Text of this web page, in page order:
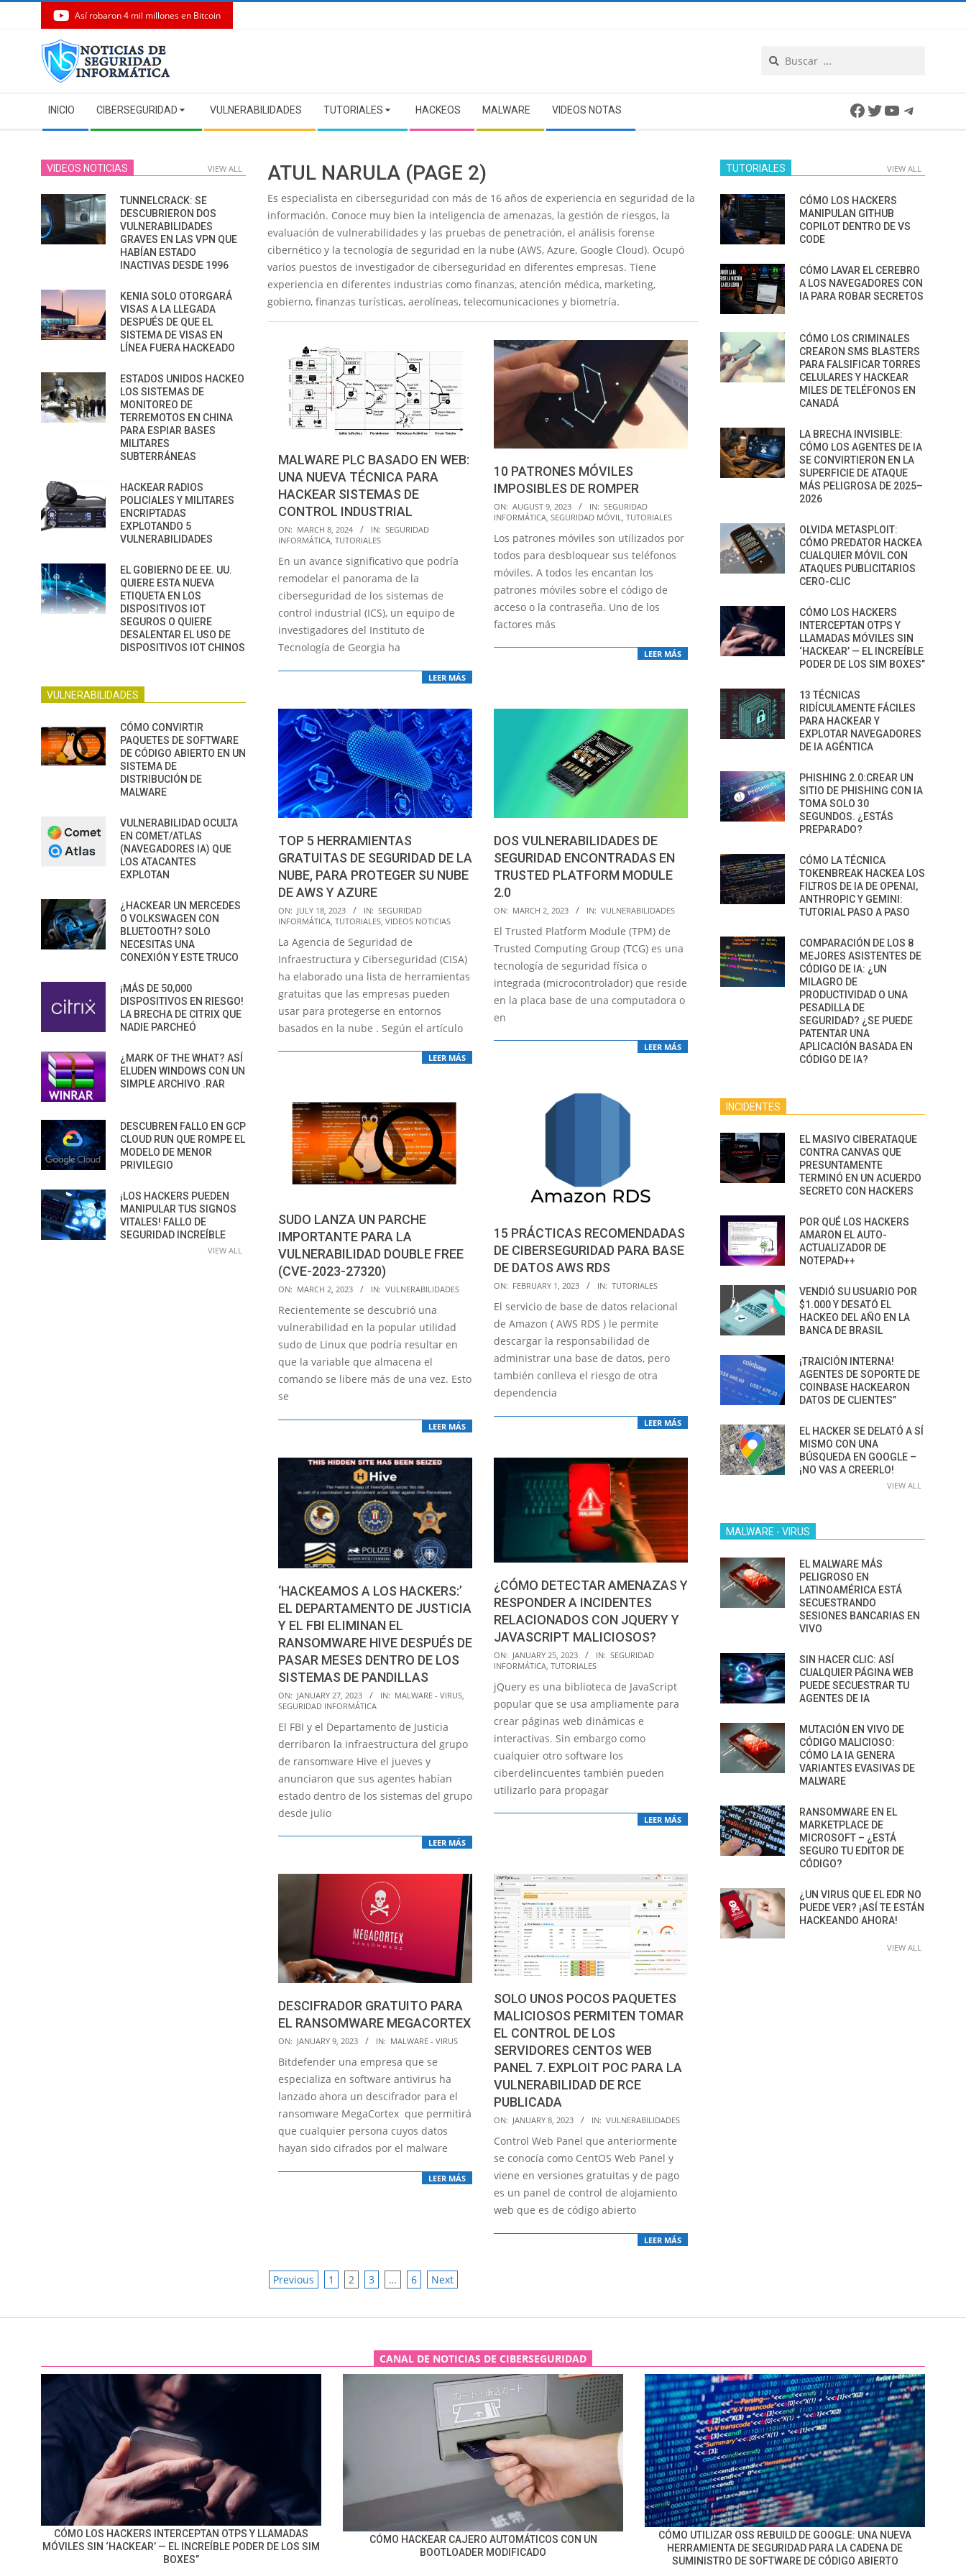
Así robaron 4 mil millones en Bitcoin
Navigation
Menu
INICIO CIBERSEGURIDAD VULNERABILIDADES TUTORIALES HACKEOS MALWARE VIDEOS NOTAS Facebook
Twitter
YouTube
ATUL NARULA (PAGE 2)
Es especialista en ciberseguridad con más de 16 años de experiencia en seguridad de la
información. Conoce muy bien la inteligencia de amenazas, la gestión de riesgos, la
evaluación de vulnerabilidades y las pruebas de penetración, el análisis forense
cibernético y la tecnología de seguridad en la nube (AWS, Azure, Google Cloud). Ocupó
varios puestos de investigador de ciberseguridad en diferentes empresas. Tiene
experiencia en diferentes industrias como finanzas, atención médica, marketing,
gobierno, finanzas turísticas, aerolíneas, telecomunicaciones y biometría.
MALWARE PLC BASADO EN WEB:
UNA NUEVA TÉCNICA PARA
HACKEAR SISTEMAS DE
CONTROL INDUSTRIAL
2024-
03-
08
ON: MARCH 8, 2024 IN: SEGURIDAD
INFORMÁTICA, TUTORIALES
En un avance significativo que podría
remodelar el panorama de la
ciberseguridad de los sistemas de
control industrial (ICS), un equipo de
investigadores del Instituto de
Tecnología de Georgia ha
LEER MÁS
10 PATRONES MÓVILES
IMPOSIBLES DE ROMPER
2023-
08-
09
ON: AUGUST 9, 2023 IN: SEGURIDAD
INFORMÁTICA SEGURIDAD MÓVIL TUTORIALES
Los patrones móviles son utilizados por
todos para desbloquear sus teléfonos
móviles. A todos les encantan los
patrones móviles sobre el código de
acceso o la contraseña. Uno de los
factores más
LEER MÁS
TOP 5 HERRAMIENTAS
GRATUITAS DE SEGURIDAD DE LA
NUBE, PARA PROTEGER SU NUBE
DE AWS Y AZURE
2023-
07-
18
ON: JULY 18, 2023 IN: SEGURIDAD
INFORMÁTICA TUTORIALES VIDEOS NOTICIAS
La Agencia de Seguridad de
Infraestructura y Ciberseguridad (CISA)
ha elaborado una lista de herramientas
gratuitas que las empresas pueden
usar para protegerse en entornos
basados ​​en la nube . Según el artículo
LEER MÁS
DOS VULNERABILIDADES DE
SEGURIDAD ENCONTRADAS EN
TRUSTED PLATFORM MODULE
2.0
2023-
03-
02
ON: MARCH 2, 2023 IN: VULNERABILIDADES
El Trusted Platform Module (TPM) de
Trusted Computing Group (TCG) es una
tecnología de seguridad física o
integrada (microcontrolador) que reside
en la placa base de una computadora o
en
LEER MÁS
SUDO LANZA UN PARCHE
IMPORTANTE PARA LA
VULNERABILIDAD DOUBLE FREE
(CVE-2023-27320)
2023-
03-
02
ON: MARCH 2, 2023 IN: VULNERABILIDADES
Recientemente se descubrió una
vulnerabilidad en la popular utilidad
sudo de Linux que podría resultar en
que la variable que almacena el
comando se libere más de una vez. Esto
se
LEER MÁS
15 PRÁCTICAS RECOMENDADAS
DE CIBERSEGURIDAD PARA BASE
DE DATOS AWS RDS
2023-
02-
01
ON: FEBRUARY 1, 2023 IN: TUTORIALES
El servicio de base de datos relacional
de Amazon ( AWS RDS ) le permite
descargar la responsabilidad de
administrar una base de datos, pero
también conlleva el riesgo de otra
dependencia
LEER MÁS
‘HACKEAMOS A LOS HACKERS:’
EL DEPARTAMENTO DE JUSTICIA
Y EL FBI ELIMINAN EL
RANSOMWARE HIVE DESPUÉS DE
PASAR MESES DENTRO DE LOS
SISTEMAS DE PANDILLAS
2023-
01-
27
ON: JANUARY 27, 2023 IN: MALWARE - VIRUS
SEGURIDAD INFORMÁTICA
El FBI y el Departamento de Justicia
derribaron la infraestructura del grupo
de ransomware Hive el jueves y
anunciaron que sus agentes habían
estado dentro de los sistemas del grupo
desde julio
LEER MÁS
¿CÓMO DETECTAR AMENAZAS Y
RESPONDER A INCIDENTES
RELACIONADOS CON JQUERY Y
JAVASCRIPT MALICIOSOS?
2023-
01-
25
ON: JANUARY 25, 2023 IN: SEGURIDAD
INFORMÁTICA TUTORIALES
jQuery es una biblioteca de JavaScript
popular que se usa ampliamente para
crear páginas web dinámicas e
interactivas. Sin embargo como
cualquier otro software los
ciberdelincuentes también pueden
utilizarlo para propagar
LEER MÁS
DESCIFRADOR GRATUITO PARA
EL RANSOMWARE MEGACORTEX
2023-
01-
09
ON: JANUARY 9, 2023 IN: MALWARE - VIRUS
Bitdefender una empresa que se
especializa en software antivirus ha
lanzado ahora un descifrador para el
ransomware MegaCortex que permitirá
que cualquier persona cuyos datos
hayan sido cifrados por el malware
LEER MÁS
SOLO UNOS POCOS PAQUETES
MALICIOSOS PERMITEN TOMAR
EL CONTROL DE LOS
SERVIDORES CENTOS WEB
PANEL 7. EXPLOIT POC PARA LA
VULNERABILIDAD DE RCE
PUBLICADA
2023-
01-
08
ON: JANUARY 8, 2023 IN: VULNERABILIDADES
Control Web Panel que anteriormente
se conocía como CentOS Web Panel y
viene en versiones gratuitas y de pago
es un panel de control de alojamiento
web que es de código abierto
LEER MÁS
POSTS
Previous 1 2 3 … 6 Next
VIDEOS NOTICIAS VIEW ALL
TUNNELCRACK: SE
DESCUBRIERON DOS
VULNERABILIDADES
GRAVES EN LAS VPN QUE
HABÍAN ESTADO
INACTIVAS DESDE 1996
KENIA SOLO OTORGARÁ
VISAS A LA LLEGADA
DESPUÉS DE QUE EL
SISTEMA DE VISAS EN
LÍNEA FUERA HACKEADO
ESTADOS UNIDOS HACKEO
LOS SISTEMAS DE
MONITOREO DE
TERREMOTOS EN CHINA
PARA ESPIAR BASES
MILITARES
SUBTERRÁNEAS
HACKEAR RADIOS
POLICIALES Y MILITARES
ENCRIPTADAS
EXPLOTANDO 5
VULNERABILIDADES
EL GOBIERNO DE EE. UU.
QUIERE ESTA NUEVA
ETIQUETA EN LOS
DISPOSITIVOS IOT
SEGUROS O QUIERE
DESALENTAR EL USO DE
DISPOSITIVOS IOT CHINOS
VULNERABILIDADES
CÓMO CONVIRTIR
PAQUETES DE SOFTWARE
DE CÓDIGO ABIERTO EN UN
SISTEMA DE
DISTRIBUCIÓN DE
MALWARE
VULNERABILIDAD OCULTA
EN COMET/ATLAS
(NAVEGADORES IA) QUE
LOS ATACANTES
EXPLOTAN
¿HACKEAR UN MERCEDES
O VOLKSWAGEN CON
BLUETOOTH? SOLO
NECESITAS UNA
CONEXIÓN Y ESTE TRUCO
¡MÁS DE 50,000
DISPOSITIVOS EN RIESGO!
LA BRECHA DE CITRIX QUE
NADIE PARCHEÓ
¿MARK OF THE WHAT? ASÍ
ELUDEN WINDOWS CON UN
SIMPLE ARCHIVO .RAR
DESCUBREN FALLO EN GCP
CLOUD RUN QUE ROMPE EL
MODELO DE MENOR
PRIVILEGIO
¡LOS HACKERS PUEDEN
MANIPULAR TUS SIGNOS
VITALES! FALLO DE
SEGURIDAD INCREÍBLE
VIEW ALL
TUTORIALES VIEW ALL
CÓMO LOS HACKERS
MANIPULAN GITHUB
COPILOT DENTRO DE VS
CODE
CÓMO LAVAR EL CEREBRO
A LOS NAVEGADORES CON
IA PARA ROBAR SECRETOS
CÓMO LOS CRIMINALES
CREARON SMS BLASTERS
PARA FALSIFICAR TORRES
CELULARES Y HACKEAR
MILES DE TELÉFONOS EN
CANADÁ
LA BRECHA INVISIBLE:
CÓMO LOS AGENTES DE IA
SE CONVIRTIERON EN LA
SUPERFICIE DE ATAQUE
MÁS PELIGROSA DE 2025–
2026
OLVIDA METASPLOIT:
CÓMO PREDATOR HACKEA
CUALQUIER MÓVIL CON
ATAQUES PUBLICITARIOS
CERO-CLIC
CÓMO LOS HACKERS
INTERCEPTAN OTPS Y
LLAMADAS MÓVILES SIN
‘HACKEAR’ — EL INCREÍBLE
PODER DE LOS SIM BOXES”
13 TÉCNICAS
RIDÍCULAMENTE FÁCILES
PARA HACKEAR Y
EXPLOTAR NAVEGADORES
DE IA AGÉNTICA
PHISHING 2.0:CREAR UN
SITIO DE PHISHING CON IA
TOMA SOLO 30
SEGUNDOS. ¿ESTÁS
PREPARADO?
CÓMO LA TÉCNICA
TOKENBREAK HACKEA LOS
FILTROS DE IA DE OPENAI,
ANTHROPIC Y GEMINI:
TUTORIAL PASO A PASO
COMPARACIÓN DE LOS 8
MEJORES ASISTENTES DE
CÓDIGO DE IA: ¿UN
MILAGRO DE
PRODUCTIVIDAD O UNA
PESADILLA DE
SEGURIDAD? ¿SE PUEDE
PATENTAR UNA
APLICACIÓN BASADA EN
CÓDIGO DE IA?
INCIDENTES
EL MASIVO CIBERATAQUE
CONTRA CANVAS QUE
PRESUNTAMENTE
TERMINÓ EN UN ACUERDO
SECRETO CON HACKERS
POR QUÉ LOS HACKERS
AMARON EL AUTO-
ACTUALIZADOR DE
NOTEPAD++
VENDIÓ SU USUARIO POR
$1.000 Y DESATÓ EL
HACKEO DEL AÑO EN LA
BANCA DE BRASIL
¡TRAICIÓN INTERNA!
AGENTES DE SOPORTE DE
COINBASE HACKEARON
DATOS DE CLIENTES”
EL HACKER SE DELATÓ A SÍ
MISMO CON UNA
BÚSQUEDA EN GOOGLE –
¡NO VAS A CREERLO!
VIEW ALL
MALWARE - VIRUS
EL MALWARE MÁS
PELIGROSO EN
LATINOAMÉRICA ESTÁ
SECUESTRANDO
SESIONES BANCARIAS EN
VIVO
SIN HACER CLIC: ASÍ
CUALQUIER PÁGINA WEB
PUEDE SECUESTRAR TU
AGENTES DE IA
MUTACIÓN EN VIVO DE
CÓDIGO MALICIOSO:
CÓMO LA IA GENERA
VARIANTES EVASIVAS DE
MALWARE
RANSOMWARE EN EL
MARKETPLACE DE
MICROSOFT – ¿ESTÁ
SEGURO TU EDITOR DE
CÓDIGO?
¿UN VIRUS QUE EL EDR NO
PUEDE VER? ¡ASÍ TE ESTÁN
HACKEANDO AHORA!
VIEW ALL
CANAL DE NOTICIAS DE CIBERSEGURIDAD
CÓMO LOS HACKERS INTERCEPTAN OTPS Y LLAMADAS
MÓVILES SIN ‘HACKEAR’ — EL INCREÍBLE PODER DE LOS SIM
BOXES”
CÓMO HACKEAR CAJERO AUTOMÁTICOS CON UN
BOOTLOADER MODIFICADO
CÓMO UTILIZAR OSS REBUILD DE GOOGLE: UNA NUEVA
HERRAMIENTA DE SEGURIDAD PARA LA CADENA DE
SUMINISTRO DE SOFTWARE DE CÓDIGO ABIERTO